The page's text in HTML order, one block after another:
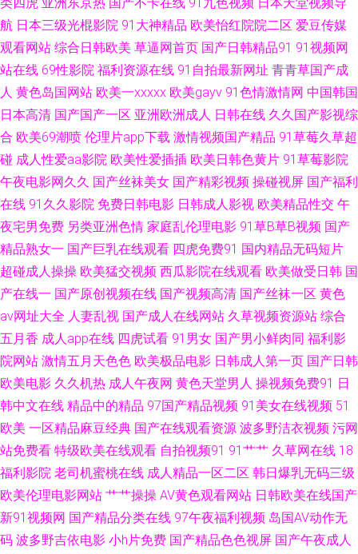
精 91探花系列在线 极品色视频导航 午夜剧场体验一分钟 AV天堂香蕉AV 欧
美成人黄色网址 69视频 大香蕉八区 欧亚A片 91色情直播 国人第一福利品牌
亚色91 91专区 老湿机九九 91麻豆精品国产 欧美色图77 91宅女天堂 久久九
九网站 亚洲五区无码 福利AV导航在线 日韩无码地址一地址二 91秀秀秀视频
久久精品九欧美 亚洲日韩欧美变态 av在线资源电影 男女押窉黄色影视 最新
AV四虎 午夜福利姬剧院 尤物亚洲不卡亚洲精品 福利av导航亚洲 亚洲97影院
91制作 久久伊人蜜桃 91高跟玉足 东京热导航大乱 人妖操妇幼 91网站入口
桃色 久久0区 91n在线网页免费 成人午夜无码 天美视频mv免费 91唐伯虎 久
91Z网站 国产精品色婷婷 91系列在线观看免费 色天堂亚洲久久 91视频国产
熟女 九1看片 亚洲偷牌自拍 国产精品久久色 午夜青青草在线 91性人人 91视
频网 国精久久 香蕉在线观看视频 97在线观看免费视屏 日本加勒比A网 91看
片网页 伦理影院 91成社区 国产永久线路 亚洲私人网熟女91 AV天堂五月天
航 日本三级光棍影院 91大神精品 欧美怡红院院二区 爱豆传媒
观看网站 综合日韩欧美 草逼网首页 国产日韩精品91 91视频网
站在线 69性影院 福利资源在线 91自拍最新网址 青青草国产成
人 黄色岛国网站 欧美一xxxxx 欧美gayv 91色情激情网 中国韩国
日本高清 国产国产一区 亚洲欧洲成人 日韩在线 久久国产影视综
合 欧美69潮喷 伦理片app下载 激情视频国产精品 91草莓久草超
碰 成人性爱aa影院 欧美性爱插插 欧美日韩色黄片 91草莓影院
午夜电影网久久 国产丝袜美女 国产精彩视频 操碰视屏 国产福利
在线 91久久影院 免费日韩电影 日韩成人影视 欧美精品性交 午
夜宅男免费 另类亚洲色情 家庭乱伦理电影 91草B草B视频 国产
精品熟女一 国产巨乳在线观看 四虎免费91 国内精品无码短片
超碰成人操操 欧美猛交视频 西瓜影院在线观看 欧美做受日韩 国
产在线一 国产原创视频在线 国产视频高清 国产丝袜一区 黄色
av网址大全 人妻乱视 国产成人在线网站 久草视频资源站 综合
五月香 成人app在线 四虎试看 91男女 国产男小鲜肉同 福利影
院网站 激情五月天色色 欧美极品电影 日韩成人第一页 国产日韩
欧美电影 久久机热 成人午夜网 黄色天堂男人 操视频免费91 日
韩中文在线 精品中的精品 97国产精品视频 91美女在线视频 51
欧美 一区精品麻豆经典 国产在线观看资源 波多野洁衣视频 污网
站免费看 特级欧美在线观看 自拍视频91 91艹艹 久草网在线 18
福利影院 老司机蜜桃在线 成人精品一区二区 韩日爆乳无码三级
欧美伦理电影网站 艹艹操操 AV黄色观看网站 日韩欧美在线国产
新91视频网 国产精品分类在线 97午夜福利视频 岛国AV动作无
码 波多野吉依电影 小h片免费 国产精品色色视屏 国产午夜成人